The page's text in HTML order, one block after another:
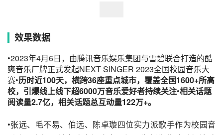
效果数据
•2023年4月6日，由腾讯音乐娱乐集团与雪碧联合打造的酷
爽音乐厂牌正式发起NEXT SINGER 2023全国校园音乐大
赛•历时近100天，横跨36座重点城市，覆盖全国1600+所高
校，引爆线上线下超6000万音乐爱好者持续关注•相关话题
阅读量2.7亿，相关话题总互动量122万+。
•张远、毛不易、伯远、陈卓璇四位实力派歌手作为校园音